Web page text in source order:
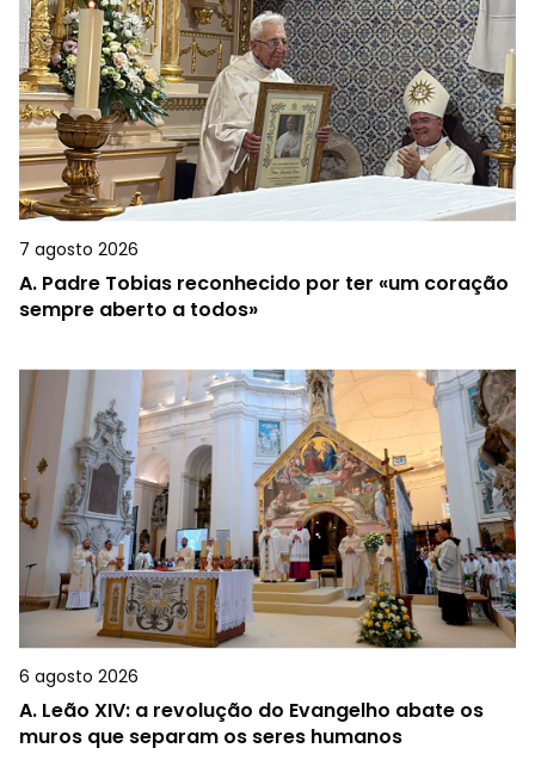
7 agosto 2026
A. Padre Tobias reconhecido por ter «um coração
sempre aberto a todos»
6 agosto 2026
A. Leão XIV: a revolução do Evangelho abate os
muros que separam os seres humanos